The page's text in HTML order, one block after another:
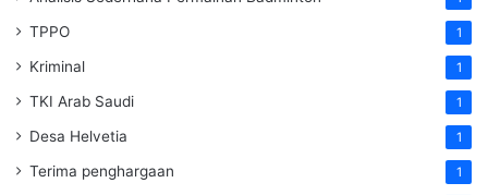
TPPO 1
Kriminal 1
TKI Arab Saudi 1
Desa Helvetia 1
Terima penghargaan 1